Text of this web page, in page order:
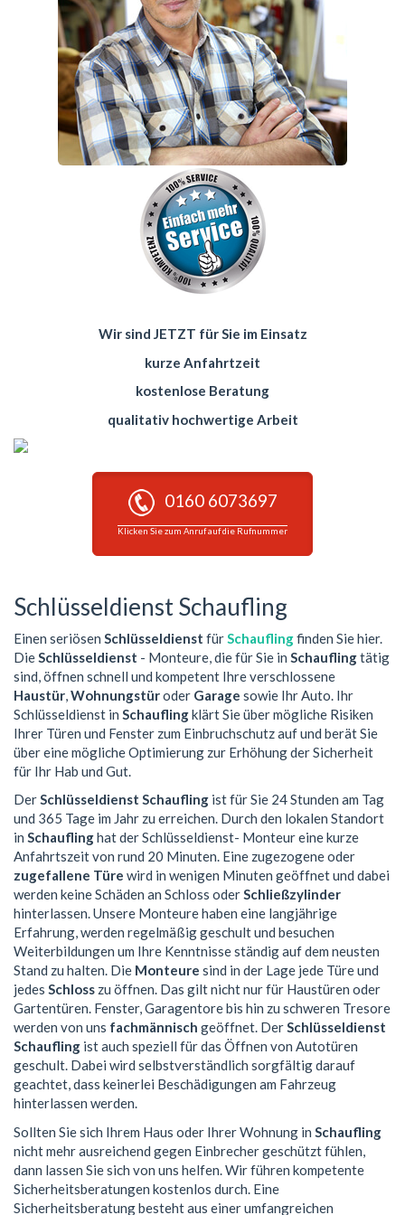
Wir sind JETZT für Sie im Einsatz
kurze Anfahrtzeit
kostenlose Beratung
qualitativ hochwertige Arbeit
0160 6073697
Klicken Sie zum Anruf auf die Rufnummer
Schlüsseldienst Schaufling
Einen seriösen Schlüsseldienst fürSchauflingfinden Sie hier.
DieSchlüsseldienst - Monteure, die für Sie in Schauflingtätig
sind, öffnen schnell und kompetent Ihre verschlossene
Haustür,Wohnungstüroder Garage sowie Ihr Auto. Ihr
Schlüsseldienst in Schauflingklärt Sie über mögliche Risiken
Ihrer Türen und Fenster zum Einbruchschutz auf und berät Sie
über eine mögliche Optimierung zur Erhöhung der Sicherheit
für Ihr Hab und Gut.
DerSchlüsseldienst Schaufling ist für Sie 24 Stunden am Tag
und 365 Tage im Jahr zu erreichen. Durch den lokalen Standort
in Schauflinghat der Schlüsseldienst- Monteur eine kurze
Anfahrtszeit von rund 20 Minuten. Eine zugezogene oder
zugefallene Türe wird in wenigen Minuten geöffnet und dabei
werden keine Schäden an Schloss oderSchließzylinder
hinterlassen. Unsere Monteure haben eine langjährige
Erfahrung, werden regelmäßig geschult und besuchen
Weiterbildungen um Ihre Kenntnisse ständig auf dem neusten
Stand zu halten. Die Monteure sind in der Lage jede Türe und
jedes Schloss zu öffnen. Das gilt nicht nur für Haustüren oder
Gartentüren. Fenster, Garagentore bis hin zu schweren Tresore
werden von uns fachmännisch geöffnet. DerSchlüsseldienst
Schaufling ist auch speziell für das Öffnen von Autotüren
geschult. Dabei wird selbstverständlich sorgfältig darauf
geachtet, dass keinerlei Beschädigungen am Fahrzeug
hinterlassen werden.
Sollten Sie sich Ihrem Haus oder Ihrer Wohnung in Schaufling
nicht mehr ausreichend gegen Einbrecher geschützt fühlen,
dann lassen Sie sich von uns helfen. Wir führen kompetente
Sicherheitsberatungen kostenlos durch. Eine
Sicherheitsberatung besteht aus einer umfangreichen